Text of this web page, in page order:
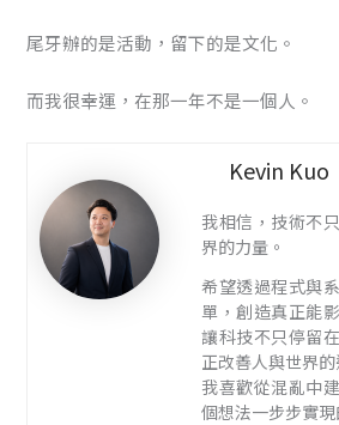
尾牙辦的是活動，留下的是文化。
而我很幸運，在那一年不是一個人。
Kevin Kuo
我相信，技術不
界的力量。
希望透過程式與
單，創造真正能
讓科技不只停留
正改善人與世界的
我喜歡從混亂中
個想法一步步實現